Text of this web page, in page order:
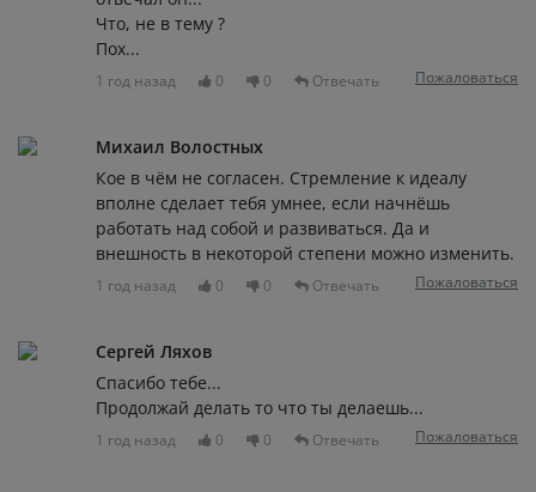
Что, не в тему ?
Пох...
1 год назад 0 0 Отвечать Пожаловаться
Михаил Волостных
Кое в чём не согласен. Стремление к идеалу
вполне сделает тебя умнее, если начнёшь
работать над собой и развиваться. Да и
внешность в некоторой степени можно изменить.
1 год назад 0 0 Отвечать Пожаловаться
Сергей Ляхов
Спасибо тебе...
Продолжай делать то что ты делаешь...
1 год назад 0 0 Отвечать Пожаловаться